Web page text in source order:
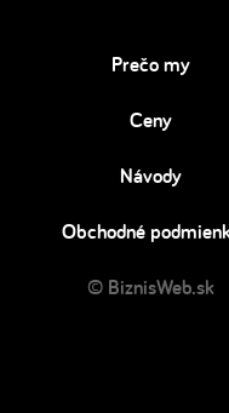
Prečo my
Ceny
Návody
Obchodné
© BiznisWeb.sk